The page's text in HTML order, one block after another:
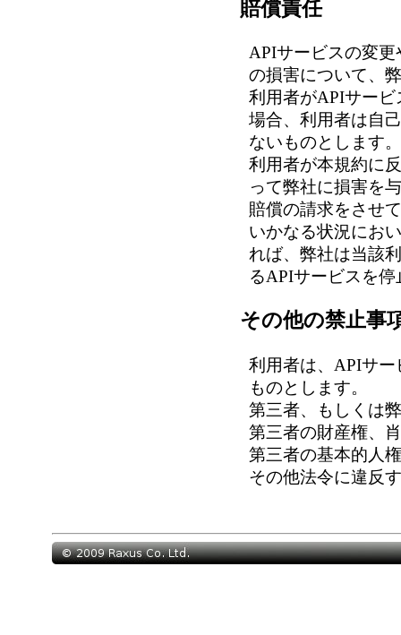
賠償責任
APIサービスの変
の損害について、
利用者がAPIサー
場合、利用者は自
ないものとします。
利用者が本規約に
って弊社に損害を
賠償の請求をさせ
いかなる状況にお
れば、弊社は当該
るAPIサービスを
その他の禁止事
利用者は、APIサ
ものとします。
第三者、もしくは
第三者の財産権、
第三者の基本的人
その他法令に違反